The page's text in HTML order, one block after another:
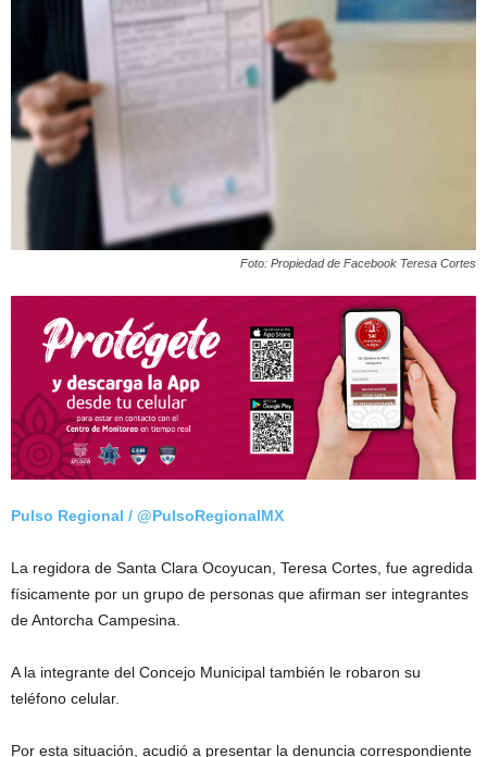
Foto: Propiedad de Facebook Teresa Cortes
Pulso Regional / @PulsoRegionalMX
La regidora de Santa Clara Ocoyucan, Teresa Cortes, fue agredida
físicamente por un grupo de personas que afirman ser integrantes
de Antorcha Campesina.
A la integrante del Concejo Municipal también le robaron su
teléfono celular.
Por esta situación, acudió a presentar la denuncia correspondiente